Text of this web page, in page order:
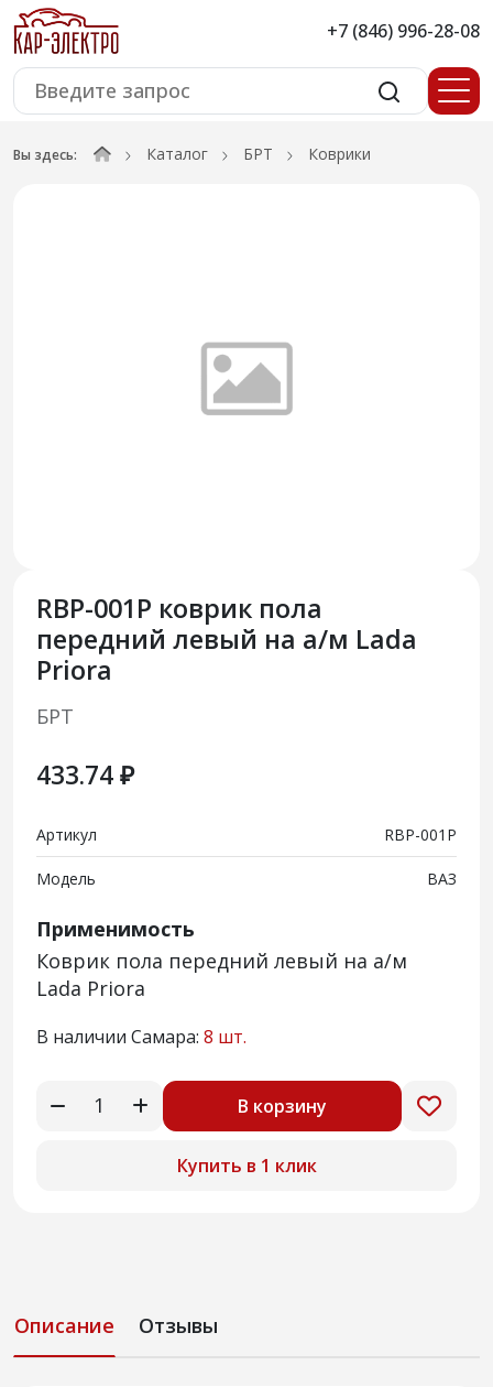
+7 (846) 996-28-08
Вы здесь: Каталог БРТ Коврики
RВР-001Р коврик пола
передний левый на а/м Lada
Priora
БРТ
433.74 ₽
Артикул RВР-001Р
Модель ВАЗ
Применимость
Коврик пола передний левый на а/м
Lada Priora
В наличии Самара: 8 шт.
В корзину
Купить в 1 клик
Описание Отзывы